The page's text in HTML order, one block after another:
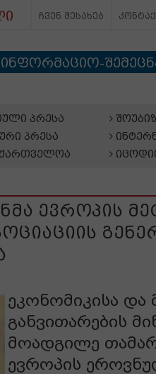
ჩვენ შესახებ
პრესა
პრესა
ევროპის
ეკონომიკისა
განვითარების
მოადგილე
ევროპის